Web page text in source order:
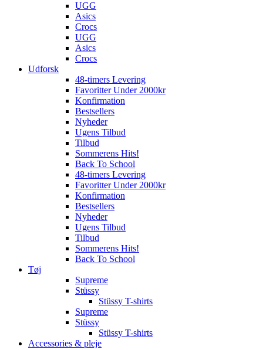
UGG
Asics
Crocs
UGG
Asics
Crocs
Udforsk
48-timers Levering
Favoritter Under 2000kr
Konfirmation
Bestsellers
Nyheder
Ugens Tilbud
Tilbud
Sommerens Hits!
Back To School
48-timers Levering
Favoritter Under 2000kr
Konfirmation
Bestsellers
Nyheder
Ugens Tilbud
Tilbud
Sommerens Hits!
Back To School
Tøj
Supreme
Stüssy
Stüssy T-shirts
Supreme
Stüssy
Stüssy T-shirts
Accessories & pleje